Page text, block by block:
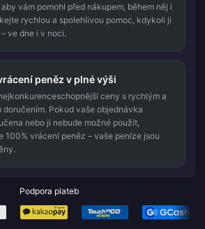
vám pomohl před nákupem, během něj i
rychlou a spolehlivou pomoc, kdykoli ji
ve dne i v noci.
peněz v plné výši
ceny s rychlým a
doručením. Pokud vaše objednávka
nebo ji nebude možné použít,
100% vrácení peněz – vaše peníze jsou
Podpora plateb